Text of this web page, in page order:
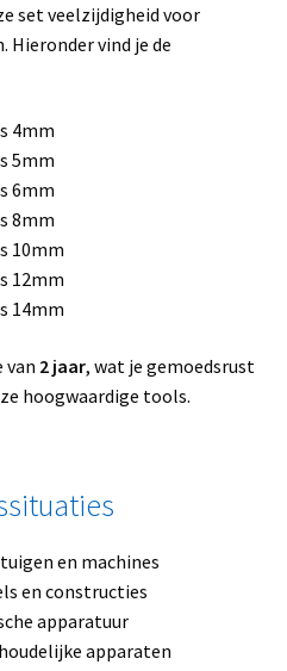
set veelzijdigheid voor
Hieronder vind je de
4mm
5mm
6mm
8mm
10mm
12mm
14mm
van 2 jaar, wat je gemoedsrust
hoogwaardige tools.
en machines
en constructies
apparatuur
apparaten